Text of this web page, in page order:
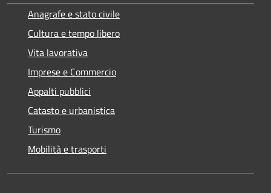
Anagrafe e stato civile
Cultura e tempo libero
Vita lavorativa
Imprese e Commercio
Appalti pubblici
Catasto e urbanistica
Turismo
Mobilità e trasporti